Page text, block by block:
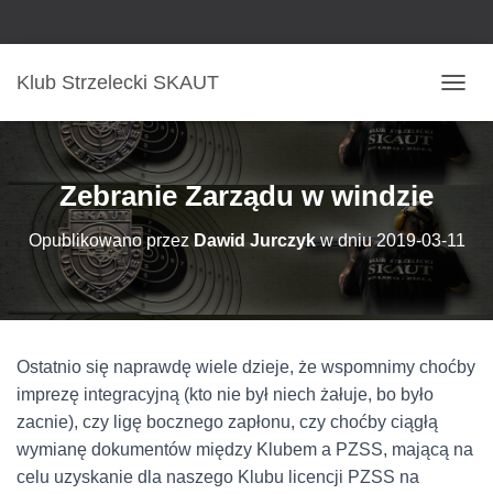
Klub Strzelecki SKAUT
R
E
Z
N
A
A
Zebranie Zarządu w windzie
Opublikowano przezDawid Jurczykw dniu2019-03-11
Ostatnio się naprawdę wiele dzieje, że wspomnimy choćby
imprezę integracyjną (kto nie był niech żałuje, bo było
zacnie), czy ligę bocznego zapłonu, czy choćby ciągłą
wymianę dokumentów między Klubem a PZSS, mającą na
celu uzyskanie dla naszego Klubu licencji PZSS na